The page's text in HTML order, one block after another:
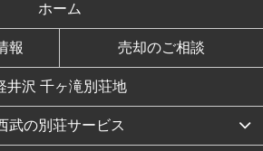
ホーム
報 売却のご相談
井沢 千ヶ滝別荘地
武の別荘サービス